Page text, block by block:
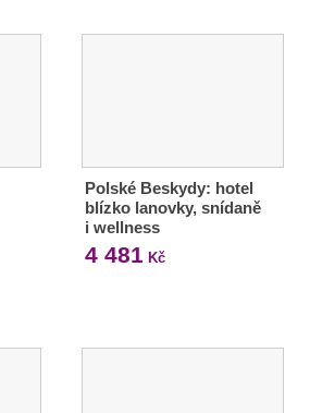
Polské Beskydy: hotel
blízko lanovky, snídaně
i wellness
4 481 Kč